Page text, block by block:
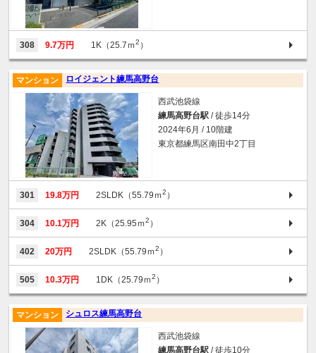
308 9.7万円 1K（25.7ｍ2 ）
ロイジェント練馬高野台
マンション
西武池袋線
練馬高野台駅 / 徒歩14分
2024年6月 / 10階建
東京都練馬区南田中2丁目
301 19.8万円 2SLDK（55.79ｍ2 ）
304 10.1万円 2K（25.95ｍ2 ）
402 20万円 2SLDK（55.79ｍ2 ）
505 10.3万円 1DK（25.79ｍ2 ）
シュロス練馬高野台
マンション
西武池袋線
練馬高野台駅 / 徒歩10分